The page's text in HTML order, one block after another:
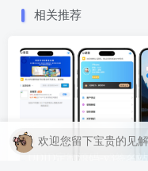
相关推荐
欢迎您留下宝贵的见解